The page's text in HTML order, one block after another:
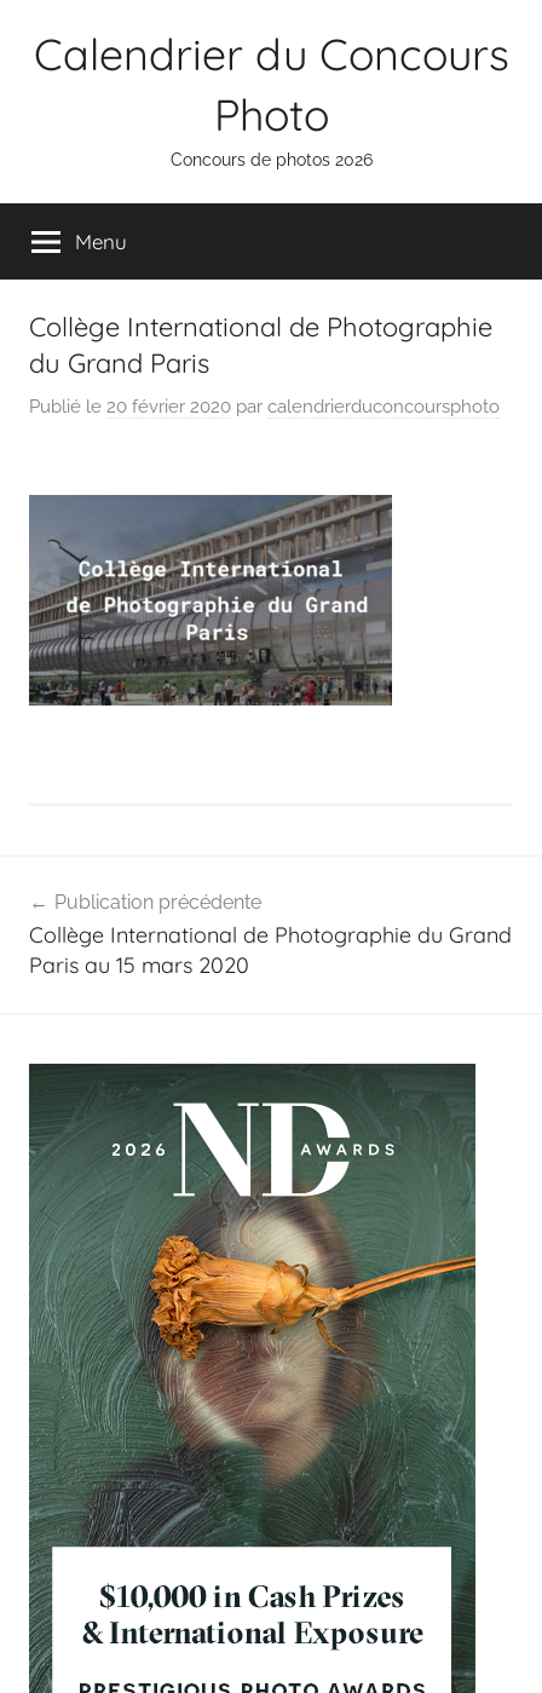
Calendrier du Concours
Photo
Concours de photos 2026
Menu
Collège International de Photographie
du Grand Paris
Publié le 20 février 2020 par calendrierduconcoursphoto
de
l’article
Publication précédente
Collège International de Photographie du Grand
Paris au 15 mars 2020